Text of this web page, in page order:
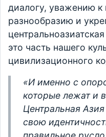
диалогу, уважению
разнообразию и
это часть нашего
цивилизационного
«И именно с
которые лежат и
Центральная
свою